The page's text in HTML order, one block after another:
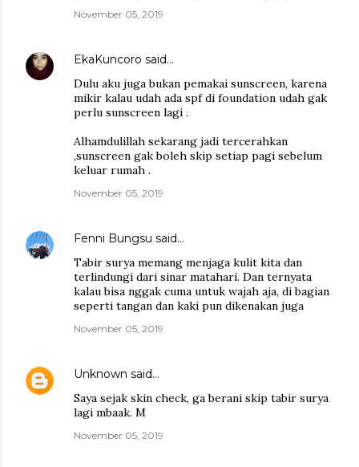
November 05, 2019
EkaKuncoro said…
Dulu aku juga bukan pemakai sunscreen, karena
mikir kalau udah ada spf di foundation udah gak
perlu sunscreen lagi .
Alhamdulillah sekarang jadi tercerahkan
,sunscreen gak boleh skip setiap pagi sebelum
keluar rumah .
November 05, 2019
Fenni Bungsu said…
Tabir surya memang menjaga kulit kita dan
terlindungi dari sinar matahari. Dan ternyata
kalau bisa nggak cuma untuk wajah aja, di bagian
seperti tangan dan kaki pun dikenakan juga
November 05, 2019
Unknown said…
Saya sejak skin check, ga berani skip tabir surya
lagi mbaak. M
November 05, 2019